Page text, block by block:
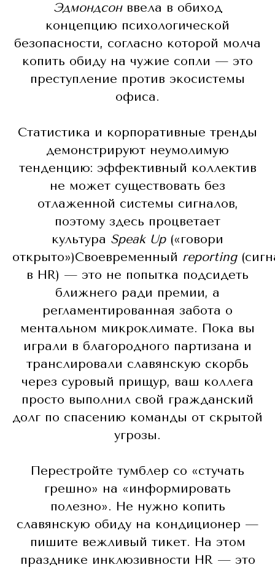
Эдмондсонввела в обиход
концепцию психологической
безопасности, согласно которой молча
копить обиду на чужие сопли — это
преступление против экосистемы
офиса.
Статистика и корпоративные тренды
демонстрируют неумолимую
тенденцию: эффективный коллектив
не может существовать без
отлаженной системы сигналов,
поэтому здесь процветает
культура Speak Up(«говори
открыто»)Своевременный reporting
в HR) — это не попытка подсидеть
ближнего ради премии, а
регламентированная забота о
ментальном микроклимате. Пока вы
играли в благородного партизана и
транслировали славянскую скорбь
через суровый прищур, ваш коллега
просто выполнил свой гражданский
долг по спасению команды от скрытой
угрозы.
Перестройте тумблер со «стучать
грешно» на «информировать
полезно». Не нужно копить
славянскую обиду на кондиционер —
пишите вежливый тикет. На этом
празднике инклюзивности HR — это